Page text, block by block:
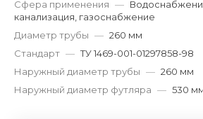
Сфера применения —
канализация, газоснабжение
Диаметр трубы — 260 мм
Стандарт — ТУ 1469-001-01297858-98
Наружный диаметр трубы — 260 мм
Наружный диаметр футляра — 530